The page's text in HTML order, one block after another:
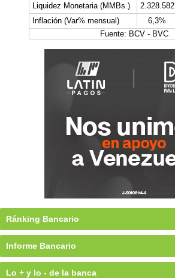
Liquidez Monetaria (MMBs.)
2.328.582
Inflación (Var% mensual)
6,3%
Fuente: BCV - BVC
Ránking Bancario
Informe Bancario
Lo + y lo - de la banca